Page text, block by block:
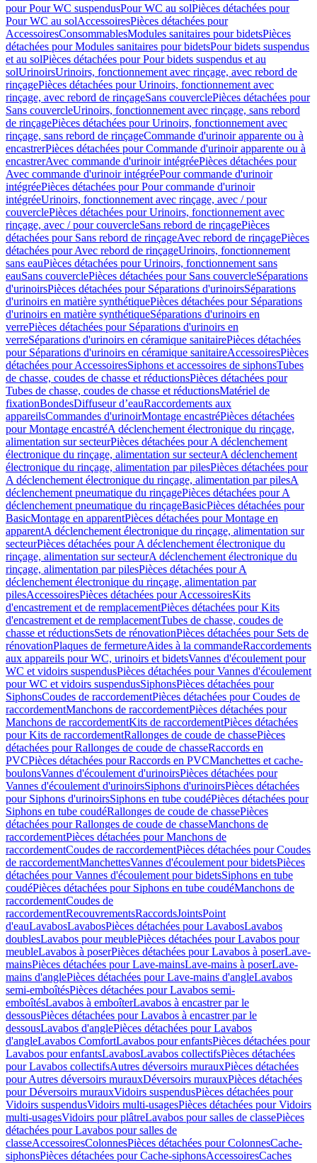
pour Pour WC suspendusPour WC au solPièces détachées pour
Pour WC au solAccessoiresPièces détachées pour
AccessoiresConsommablesModules sanitaires pour bidetsPièces
détachées pour Modules sanitaires pour bidetsPour bidets suspendus
et au solPièces détachées pour Pour bidets suspendus et au
solUrinoirsUrinoirs, fonctionnement avec rinçage, avec rebord de
rinçagePièces détachées pour Urinoirs, fonctionnement avec
rinçage, avec rebord de rinçageSans couverclePièces détachées pour
Sans couvercleUrinoirs, fonctionnement avec rinçage, sans rebord
de rinçagePièces détachées pour Urinoirs, fonctionnement avec
rinçage, sans rebord de rinçageCommande d'urinoir apparente ou à
encastrerPièces détachées pour Commande d'urinoir apparente ou à
encastrerAvec commande d'urinoir intégréePièces détachées pour
Avec commande d'urinoir intégréePour commande d'urinoir
intégréePièces détachées pour Pour commande d'urinoir
intégréeUrinoirs, fonctionnement avec rinçage, avec / pour
couverclePièces détachées pour Urinoirs, fonctionnement avec
rinçage, avec / pour couvercleSans rebord de rinçagePièces
détachées pour Sans rebord de rinçageAvec rebord de rinçagePièces
détachées pour Avec rebord de rinçageUrinoirs, fonctionnement
sans eauPièces détachées pour Urinoirs, fonctionnement sans
eauSans couverclePièces détachées pour Sans couvercleSéparations
d'urinoirsPièces détachées pour Séparations d'urinoirsSéparations
d'urinoirs en matière synthétiquePièces détachées pour Séparations
d'urinoirs en matière synthétiqueSéparations d'urinoirs en
verrePièces détachées pour Séparations d'urinoirs en
verreSéparations d'urinoirs en céramique sanitairePièces détachées
pour Séparations d'urinoirs en céramique sanitaireAccessoiresPièces
détachées pour AccessoiresSiphons et accessoires de siphonsTubes
de chasse, coudes de chasse et réductionsPièces détachées pour
Tubes de chasse, coudes de chasse et réductionsMatériel de
fixationBondesDiffuseur d’eauRaccordements aux
appareilsCommandes d'urinoirMontage encastréPièces détachées
pour Montage encastréA déclenchement électronique du rinçage,
alimentation sur secteurPièces détachées pour A déclenchement
électronique du rinçage, alimentation sur secteurA déclenchement
électronique du rinçage, alimentation par pilesPièces détachées pour
A déclenchement électronique du rinçage, alimentation par pilesA
déclenchement pneumatique du rinçagePièces détachées pour A
déclenchement pneumatique du rinçageBasicPièces détachées pour
BasicMontage en apparentPièces détachées pour Montage en
apparentA déclenchement électronique du rinçage, alimentation sur
secteurPièces détachées pour A déclenchement électronique du
rinçage, alimentation sur secteurA déclenchement électronique du
rinçage, alimentation par pilesPièces détachées pour A
déclenchement électronique du rinçage, alimentation par
pilesAccessoiresPièces détachées pour AccessoiresKits
d'encastrement et de remplacementPièces détachées pour Kits
d'encastrement et de remplacementTubes de chasse, coudes de
chasse et réductionsSets de rénovationPièces détachées pour Sets de
rénovationPlaques de fermetureAides à la commandeRaccordements
aux appareils pour WC, urinoirs et bidetsVannes d'écoulement pour
WC et vidoirs suspendusPièces détachées pour Vannes d'écoulement
pour WC et vidoirs suspendusSiphonsPièces détachées pour
SiphonsCoudes de raccordementPièces détachées pour Coudes de
raccordementManchons de raccordementPièces détachées pour
Manchons de raccordementKits de raccordementPièces détachées
pour Kits de raccordementRallonges de coude de chassePièces
détachées pour Rallonges de coude de chasseRaccords en
PVCPièces détachées pour Raccords en PVCManchettes et cache-
boulonsVannes d'écoulement d'urinoirsPièces détachées pour
Vannes d'écoulement d'urinoirsSiphons d'urinoirsPièces détachées
pour Siphons d'urinoirsSiphons en tube coudéPièces détachées pour
Siphons en tube coudéRallonges de coude de chassePièces
détachées pour Rallonges de coude de chasseManchons de
raccordementPièces détachées pour Manchons de
raccordementCoudes de raccordementPièces détachées pour Coudes
de raccordementManchettesVannes d'écoulement pour bidetsPièces
détachées pour Vannes d'écoulement pour bidetsSiphons en tube
coudéPièces détachées pour Siphons en tube coudéManchons de
raccordementCoudes de
raccordementRecouvrementsRaccordsJointsPoint
d'eauLavabosLavabosPièces détachées pour LavabosLavabos
doublesLavabos pour meublePièces détachées pour Lavabos pour
meubleLavabos à poserPièces détachées pour Lavabos à poserLave-
mainsPièces détachées pour Lave-mainsLave-mains à poserLave-
mains d'anglePièces détachées pour Lave-mains d'angleLavabos
semi-emboîtésPièces détachées pour Lavabos semi-
emboîtésLavabos à emboîterLavabos à encastrer par le
dessousPièces détachées pour Lavabos à encastrer par le
dessousLavabos d'anglePièces détachées pour Lavabos
d'angleLavabos ComfortLavabos pour enfantsPièces détachées pour
Lavabos pour enfantsLavabosLavabos collectifsPièces détachées
pour Lavabos collectifsAutres déversoirs murauxPièces détachées
pour Autres déversoirs murauxDéversoirs murauxPièces détachées
pour Déversoirs murauxVidoirs suspendusPièces détachées pour
Vidoirs suspendusVidoirs multi-usagesPièces détachées pour Vidoirs
multi-usagesVidoirs pour plâtreLavabos pour salles de classePièces
détachées pour Lavabos pour salles de
classeAccessoiresColonnesPièces détachées pour ColonnesCache-
siphonsPièces détachées pour Cache-siphonsAccessoiresCaches